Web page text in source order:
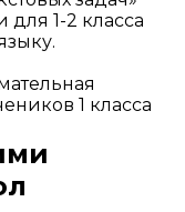
1-2 класса
1 класса